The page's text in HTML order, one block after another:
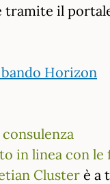
tramite il
Horizon
in linea con le
Clusterè a